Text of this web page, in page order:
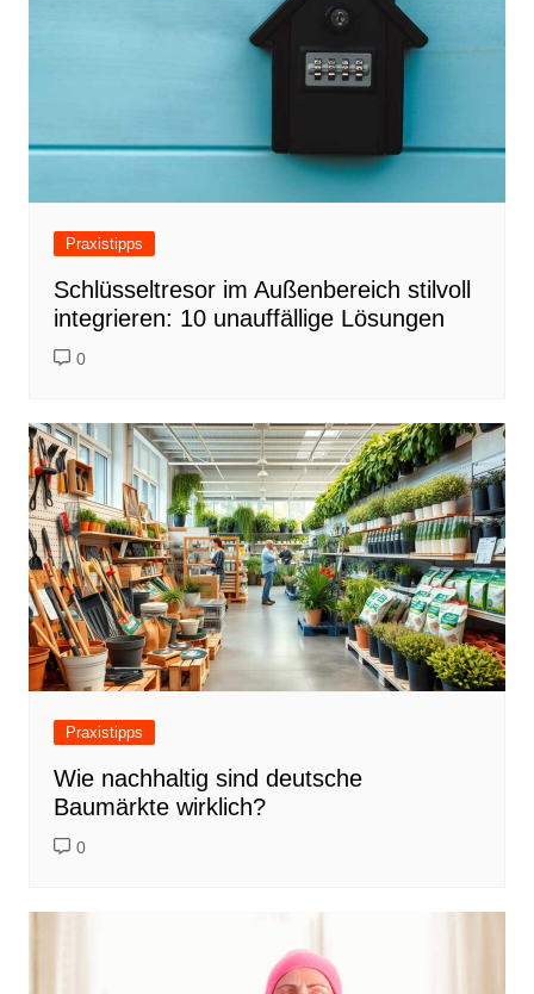
Praxistipps
Schlüsseltresor im Außenbereich stilvoll
integrieren: 10 unauffällige Lösungen
0
Praxistipps
Wie nachhaltig sind deutsche
Baumärkte wirklich?
0